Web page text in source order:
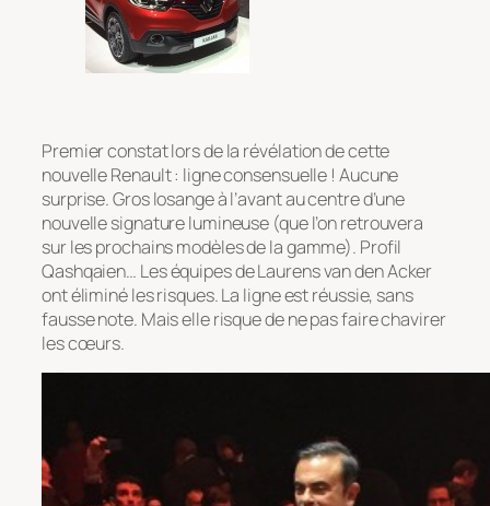
Premier constat lors de la révélation de cette
nouvelle Renault : ligne consensuelle ! Aucune
surprise. Gros losange à l’avant au centre d’une
nouvelle signature lumineuse (que l’on retrouvera
sur les prochains modèles de la gamme). Profil
Qashqaien… Les équipes de Laurens van den Acker
ont éliminé les risques. La ligne est réussie, sans
fausse note. Mais elle risque de ne pas faire chavirer
les cœurs.